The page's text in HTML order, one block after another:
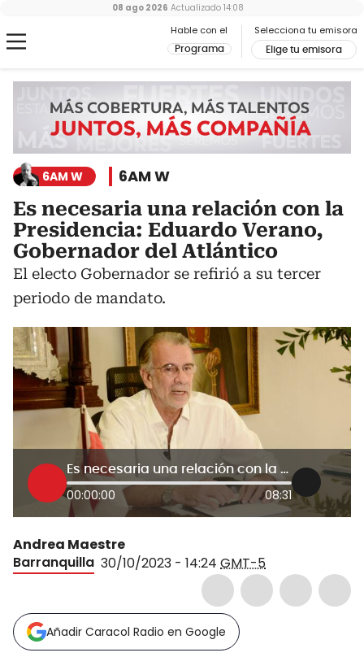
Hable con el
Programa
Selecciona tu emisora
Elige tu emisora
08 ago 2026 Actualizado 14:08
6AM W 6AM W
Es necesaria una relación con la
Presidencia: Eduardo Verano,
Gobernador del Atlántico
El electo Gobernador se refirió a su tercer
periodo de mandato.
Es necesaria una relación con la Presidencia: Eduardo Verano, Gobernador del Atlántico
00:00:00 08:31
Andrea Maestre
Barranquilla 30/10/2023 - 14:24 GMT-5
Añadir Caracol Radio en Google